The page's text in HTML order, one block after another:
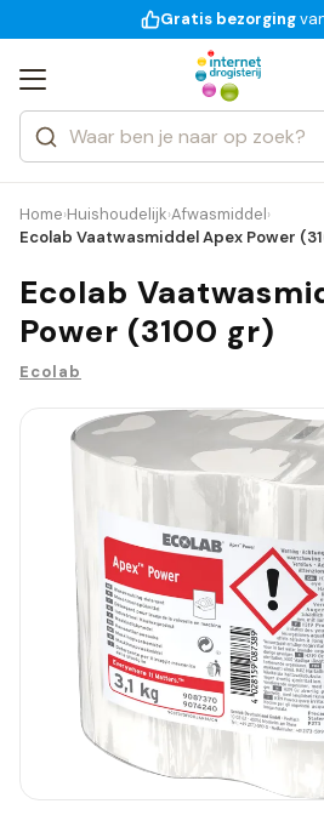
voor 18:00 uur
Gratis bezorging
14 dagen
Zoeken
Categorieën
Merken
Home›Huishoudelijk›Afwasmiddel›
Ecolab Vaatwasmiddel Apex Power
Ecolab
Power (3100 gr)
Ecolab